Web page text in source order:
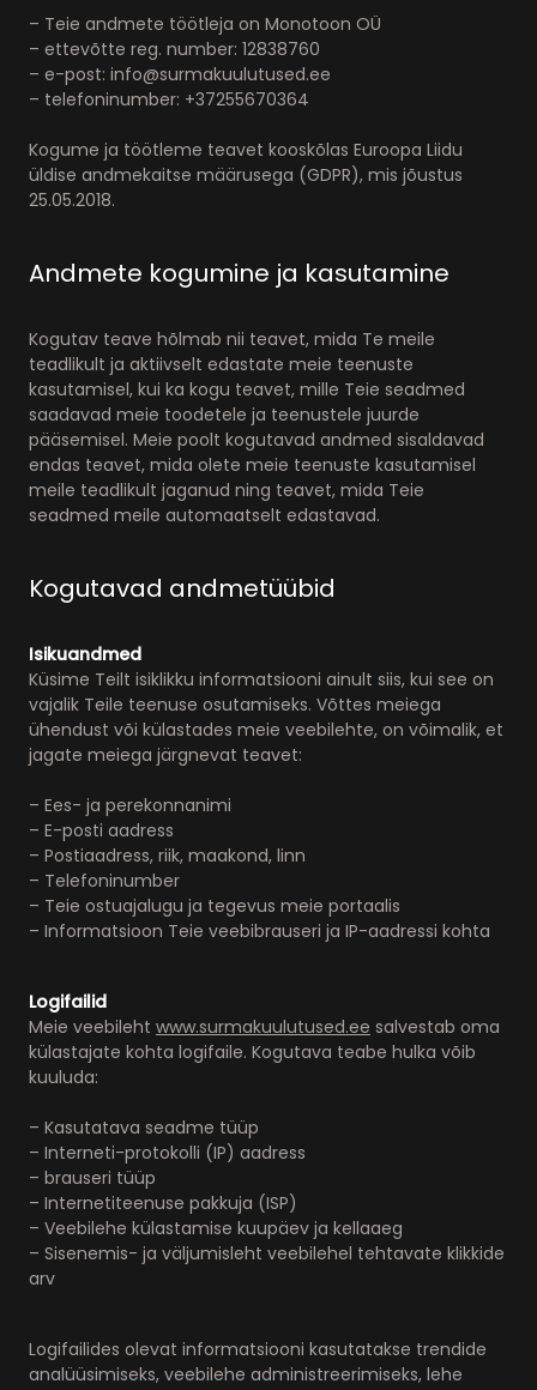
– Teie andmete töötleja on Monotoon OÜ
– ettevõtte reg. number: 12838760
– e-post: info@surmakuulutused.ee
– telefoninumber: +37255670364
Kogume ja töötleme teavet kooskõlas Euroopa Liidu
üldise andmekaitse määrusega (GDPR), mis jõustus
25.05.2018.
Andmete kogumine ja kasutamine
Kogutav teave hõlmab nii teavet, mida Te meile
teadlikult ja aktiivselt edastate meie teenuste
kasutamisel, kui ka kogu teavet, mille Teie seadmed
saadavad meie toodetele ja teenustele juurde
pääsemisel. Meie poolt kogutavad andmed sisaldavad
endas teavet, mida olete meie teenuste kasutamisel
meile teadlikult jaganud ning teavet, mida Teie
seadmed meile automaatselt edastavad.
Kogutavad andmetüübid
Isikuandmed
Küsime Teilt isiklikku informatsiooni ainult siis, kui see on
vajalik Teile teenuse osutamiseks. Võttes meiega
ühendust või külastades meie veebilehte, on võimalik, et
jagate meiega järgnevat teavet:
– Ees- ja perekonnanimi
– E-posti aadress
– Postiaadress, riik, maakond, linn
– Telefoninumber
– Teie ostuajalugu ja tegevus meie portaalis
– Informatsioon Teie veebibrauseri ja IP-aadressi kohta
Logifailid
Meie veebileht www.surmakuulutused.ee salvestab oma
külastajate kohta logifaile. Kogutava teabe hulka võib
kuuluda:
– Kasutatava seadme tüüp
– Interneti-protokolli (IP) aadress
– brauseri tüüp
– Internetiteenuse pakkuja (ISP)
– Veebilehe külastamise kuupäev ja kellaaeg
– Sisenemis- ja väljumisleht veebilehel tehtavate klikkide
arv
Logifailides olevat informatsiooni kasutatakse trendide
analüüsimiseks, veebilehe administreerimiseks, lehe